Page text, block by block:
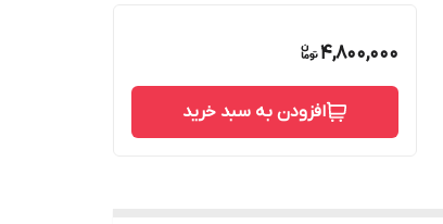
4,800,000
افزودن به سبد خرید